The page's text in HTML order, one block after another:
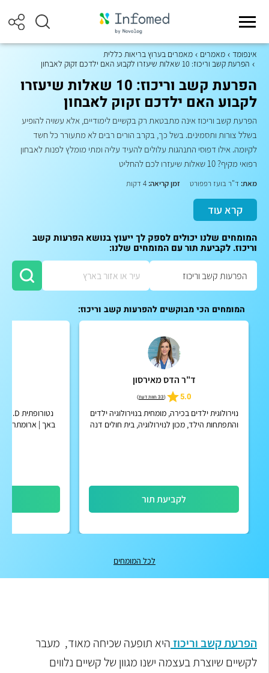
אינפומד מאמרים
מאמרים בערוץ בריאות כללית
הפרעת קשב וריכוז: 10 שאלות שיעזרו לקבוע האם ילדכם זקוק לאבחון
הפרעת קשב וריכוז: 10 שאלות שיעזרו
לקבוע האם ילדכם זקוק לאבחון
הפרעת קשב וריכוז אינה מתבטאת רק בקשיים לימודיים, אלא עשויה להופיע
בשלל צורות ותסמינים. בשל כך, בקרב הורים רבים לא מתעורר כל חשד
לקיומה. אילו דפוסי התנהגות עלולים להעיד עליה ומתי מומלץ לפנות לאבחון
רפואי מקיף? 10 שאלות שיעזרו לכם להחליט
מאת: ד"ר בועז רפפורט זמן קריאה:
קרא עוד
המומחים שלנו יכולים לספק לך ייעוץ בנושא הפרעות קשב
וריכוז. לקביעת תור עם המומחים שלנו:
המומחים הכי מבוקשים להפרעות קשב וריכוז:
ד"ר הדס מאירסון
5.0
(33 חוות דעת )
נוירולוגית ילדים בכירה, מומחית בנוירולוגיה ילדים
והתפתחות הילד, מכון לנוירולוגיה, בית חולים דנה
לקביעת תור
באך |
לכל המומחים
הפרעת קשב וריכוז היא תופעה שכיחה מאוד, מעבר
לקשיים שיוצרת בעצמה ישנו מגוון של קשיים נלווים